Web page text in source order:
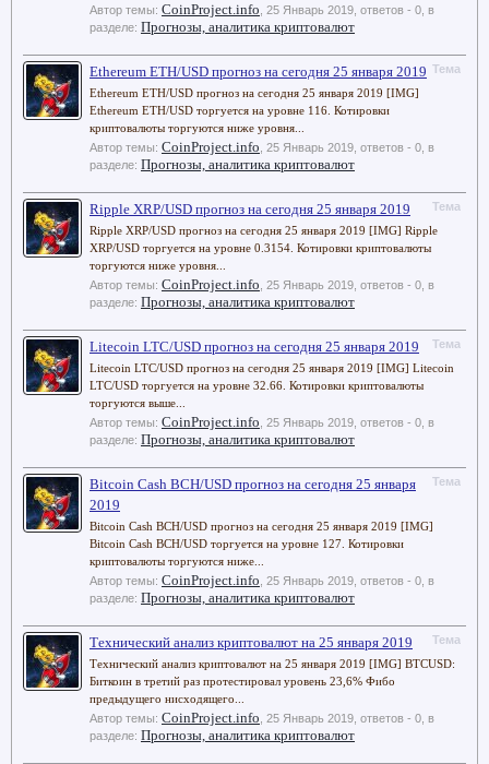
Автор темы: CoinProject.info 25 Январь 2019 , ответов - 0, в
разделе: Прогнозы, аналитика криптовалют
Тема
Ethereum ETH/USD прогноз на сегодня 25 января 2019
Ethereum ETH/USD прогноз на сегодня 25 января 2019 [IMG]
Ethereum ETH/USD торгуется на уровне 116. Котировки
криптовалюты торгуются ниже уровня...
Автор темы: CoinProject.info 25 Январь 2019 , ответов - 0, в
разделе: Прогнозы, аналитика криптовалют
Тема
Ripple XRP/USD прогноз на сегодня 25 января 2019
Ripple XRP/USD прогноз на сегодня 25 января 2019 [IMG] Ripple
XRP/USD торгуется на уровне 0.3154. Котировки криптовалюты
торгуются ниже уровня...
Автор темы: CoinProject.info 25 Январь 2019 , ответов - 0, в
разделе: Прогнозы, аналитика криптовалют
Тема
Litecoin LTC/USD прогноз на сегодня 25 января 2019
Litecoin LTC/USD прогноз на сегодня 25 января 2019 [IMG] Litecoin
LTC/USD торгуется на уровне 32.66. Котировки криптовалюты
торгуются выше...
Автор темы: CoinProject.info 25 Январь 2019 , ответов - 0, в
разделе: Прогнозы, аналитика криптовалют
Тема
Bitcoin Cash BCH/USD прогноз на сегодня 25 января
2019
Bitcoin Cash BCH/USD прогноз на сегодня 25 января 2019 [IMG]
Bitcoin Cash BCH/USD торгуется на уровне 127. Котировки
криптовалюты торгуются ниже...
Автор темы: CoinProject.info 25 Январь 2019 , ответов - 0, в
разделе: Прогнозы, аналитика криптовалют
Тема
Технический анализ криптовалют на 25 января 2019
Технический анализ криптовалют на 25 января 2019 [IMG] BTCUSD:
Биткоин в третий раз протестировал уровень 23,6% Фибо
предыдущего нисходящего...
Автор темы: CoinProject.info 25 Январь 2019 , ответов - 0, в
разделе: Прогнозы, аналитика криптовалют